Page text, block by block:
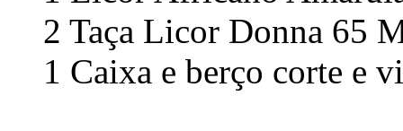
2 Taça Licor Donna 65
1 Caixa e berço corte e